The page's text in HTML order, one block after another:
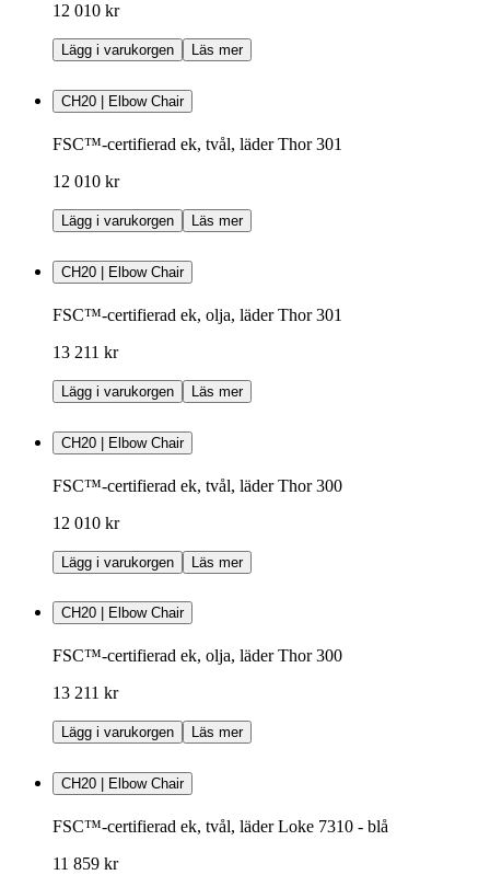
12 010 kr
Lägg i varukorgen Läs mer
CH20 | Elbow Chair
FSC™-certifierad ek, tvål, läder Thor 301
12 010 kr
Lägg i varukorgen Läs mer
CH20 | Elbow Chair
FSC™-certifierad ek, olja, läder Thor 301
13 211 kr
Lägg i varukorgen Läs mer
CH20 | Elbow Chair
FSC™-certifierad ek, tvål, läder Thor 300
12 010 kr
Lägg i varukorgen Läs mer
CH20 | Elbow Chair
FSC™-certifierad ek, olja, läder Thor 300
13 211 kr
Lägg i varukorgen Läs mer
CH20 | Elbow Chair
FSC™-certifierad ek, tvål, läder Loke 7310 - blå
11 859 kr